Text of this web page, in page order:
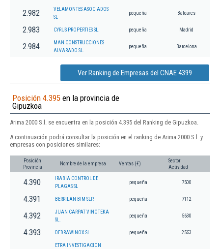
2.982
VELAMONTES ASOCIADOS
SL
pequeña Baleares
2.983 CYRUS PROPERTIES SL. pequeña Madrid
2.984
MAN CONSTRUCCIONES
ALVARADO SL.
pequeña Barcelona
Ver Ranking de Empresas del CNAE 4399
Posición 4.395 en la provincia de
Gipuzkoa
Arima 2000 S.l. se encuentra en la posición 4.395 del Ranking de Gipuzkoa.
A continuación podrá consultar la posición en el ranking de Arima 2000 S.l. y
empresas con posiciones similares:
Posición
Provincia
Nombre de la empresa Ventas (€)
Sector
Actividad
4.390
IRABIA CONTROL DE
PLAGAS SL
pequeña 7500
4.391 BERRILAN BIM SLP. pequeña 7112
4.392
JUAN CARPAT VINOTEKA
SL.
pequeña 5630
4.393 DEDRAWINOX SL. pequeña 2553
ETRA INVESTIGACION